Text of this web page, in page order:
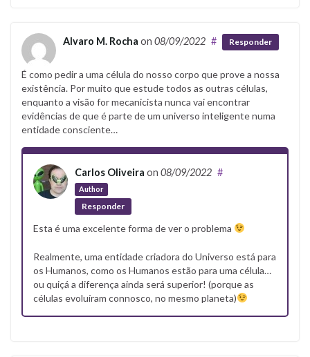
Alvaro M. Rocha on 08/09/2022 # Responder
É como pedir a uma célula do nosso corpo que prove a nossa
existência. Por muito que estude todos as outras células,
enquanto a visão for mecanicista nunca vai encontrar
evidências de que é parte de um universo inteligente numa
entidade consciente…
Carlos Oliveira on 08/09/2022
Author
#
Responder
Esta é uma excelente forma de ver o problema
Realmente, uma entidade criadora do Universo está para
os Humanos, como os Humanos estão para uma célula…
ou quiçá a diferença ainda será superior! (porque as
células evoluíram connosco, no mesmo planeta)